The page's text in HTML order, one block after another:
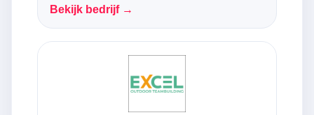
Bekijk bedrijf →